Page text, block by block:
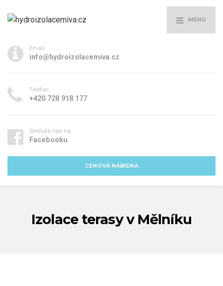
MENU
CENOVÁ NABÍDKA
Email
info@hydroizolacemiva.cz
Telefon
+420 728 918 177
Sledujte nás na
Facebooku
Izolace terasy v Mělníku